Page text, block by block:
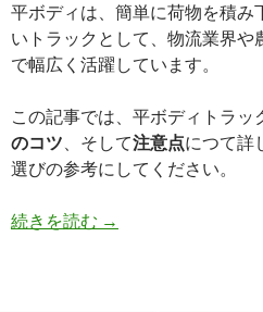
平ボディは、簡単に荷物を積み
いトラックとして、物流業界や
で幅広く活躍しています。
この記事では、平ボディトラッ
のコツ 、そして注意点につて詳
選びの参考にしてください。
続きを読む 平
→